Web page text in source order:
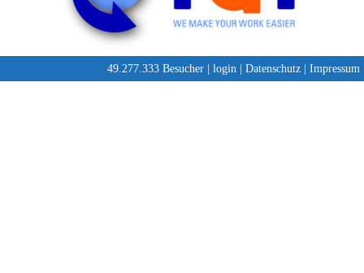
49.277.333 Besucher | login Datenschutz Impressum